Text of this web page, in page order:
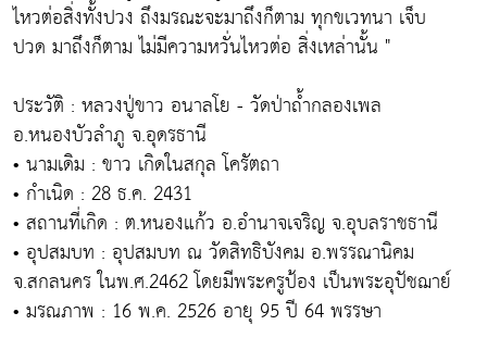
ไหวต่อสิ่งทั้งปวง ถึงมรณะจะมาถึงก็ตาม ทุกขเวทนา เจ็บ
ปวด มาถึงก็ตาม ไม่มีความหวั่นไหวต่อ สิ่งเหล่านั้น "
ประวัติ : หลวงปู่ขาว อนาลโย - วัดป่าถ้ำกลองเพล
อ.หนองบัวลำภู จ.อุดรธานี
• นามเดิม : ขาว เกิดในสกุล โครัตถา
• กำเนิด : 28 ธ.ค. 2431
• สถานที่เกิด : ต.หนองแก้ว อ.อำนาจเจริญ จ.อุบลราชธานี
• อุปสมบท : อุปสมบท ณ วัดสิทธิบังคม อ.พรรณานิคม
จ.สกลนคร ในพ.ศ.2462 โดยมีพระครูป้อง เป็นพระอุปัชฌาย์
• มรณภาพ : 16 พ.ค. 2526 อายุ 95 ปี 64 พรรษา